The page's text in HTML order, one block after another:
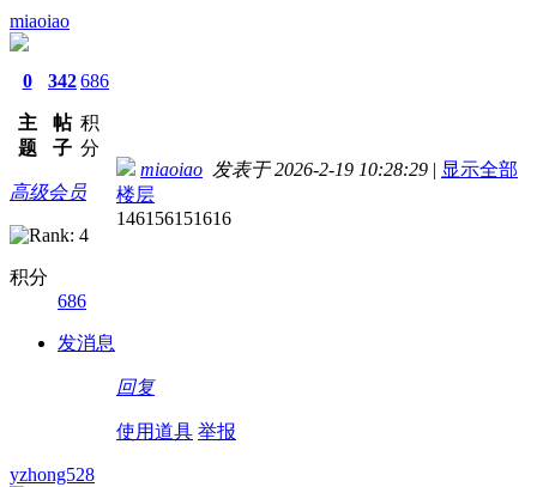
miaoiao
0
主
题
342
帖
子
686
积
分
高级会员
积分
686
发消息
miaoiao 发表于 2026-2-19 10:28:29 | 显示全部
楼层
146156151616
回复
使用道具 举报
yzhong528